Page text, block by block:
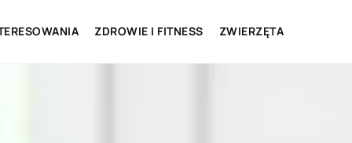
ZDROWIE I FITNESS ZWIERZĘTA